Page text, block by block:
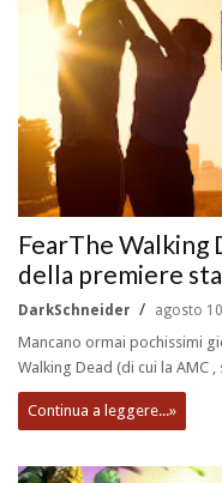
FearThe Walking
della premiere
DarkSchneider agosto
Mancano ormai pochissimi
Walking Dead (di cui la AMC
Continua a leggere...»